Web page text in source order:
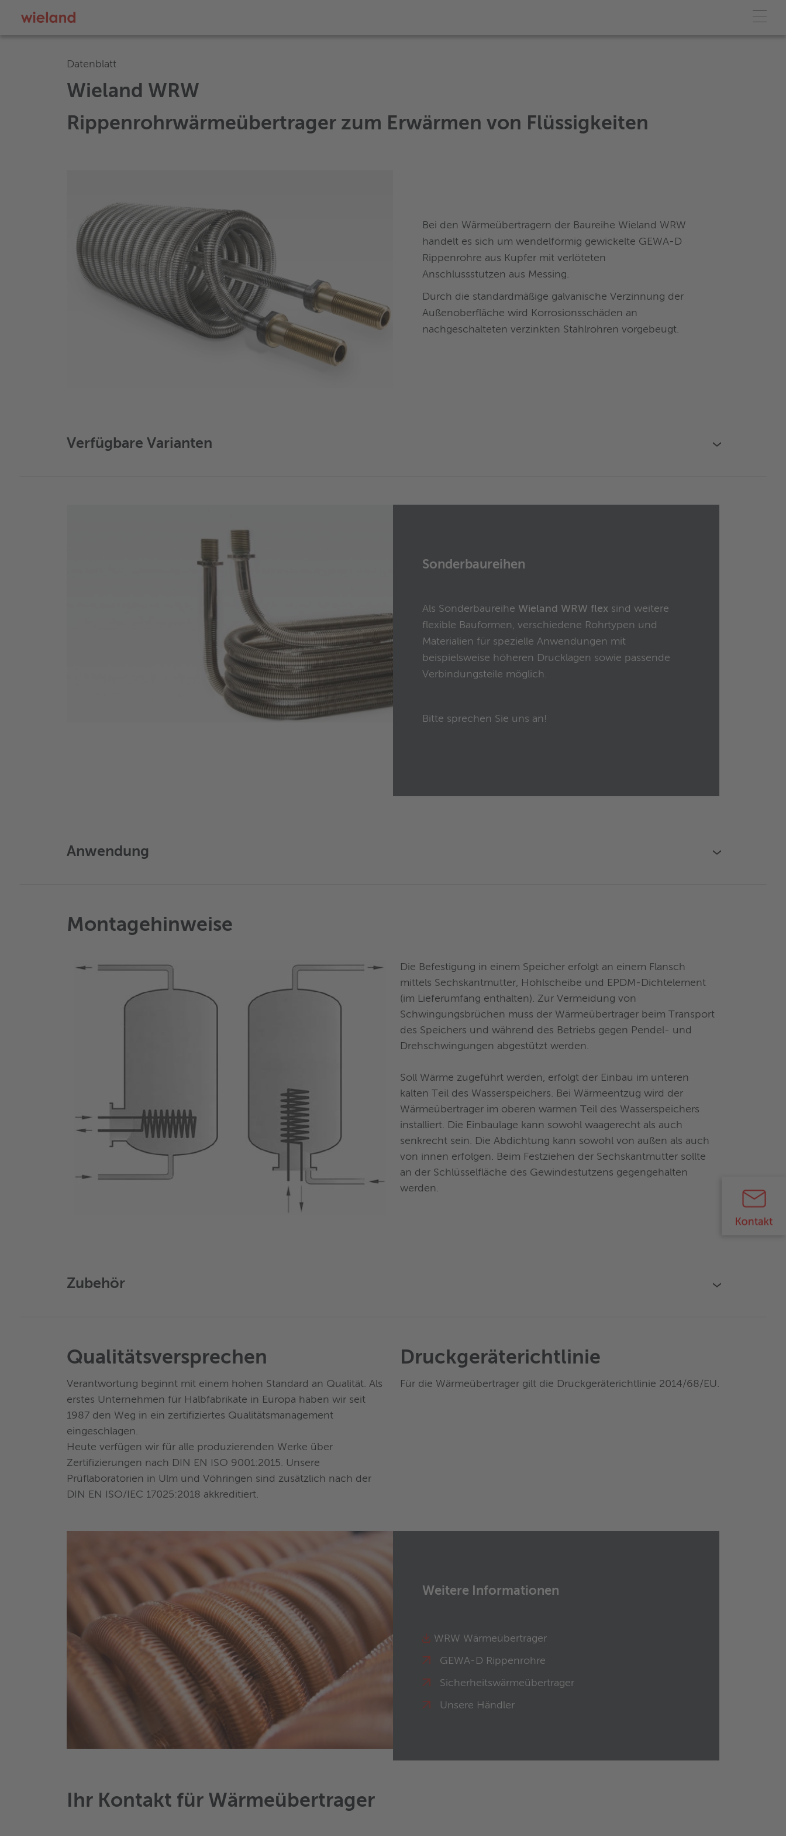
Datenblatt
Wieland WRW
Rippenrohrwärmeübertrager zum Erwärmen von Flüssigkeiten
Bei den Wärmeübertragern der Baureihe Wieland WRW
handelt es sich um wendelförmig gewickelte GEWA-D
Rippenrohre aus Kupfer mit verlöteten
Anschlussstutzen aus Messing.
Durch die standardmäßige galvanische Verzinnung der
Außenoberfläche wird Korrosionsschäden an
nachgeschalteten verzinkten Stahlrohren vorgebeugt.
Verfügbare Varianten ›
Sonderbaureihen
Als Sonderbaureihe Wieland WRW flex sind weitere
flexible Bauformen, verschiedene Rohrtypen und
Materialien für spezielle Anwendungen mit
beispielsweise höheren Drucklagen sowie passende
Verbindungsteile möglich.
Bitte sprechen Sie uns an!
Anwendung ›
Montagehinweise
Die Befestigung in einem Speicher erfolgt an einem Flansch
mittels Sechskantmutter, Hohlscheibe und EPDM-Dichtelement
(im Lieferumfang enthalten). Zur Vermeidung von
Schwingungsbrüchen muss der Wärmeübertrager beim Transport
des Speichers und während des Betriebs gegen Pendel- und
Drehschwingungen abgestützt werden.
Soll Wärme zugeführt werden, erfolgt der Einbau im unteren
kalten Teil des Wasserspeichers. Bei Wärmeentzug wird der
Wärmeübertrager im oberen warmen Teil des Wasserspeichers
installiert. Die Einbaulage kann sowohl waagerecht als auch
senkrecht sein. Die Abdichtung kann sowohl von außen als auch
von innen erfolgen. Beim Festziehen der Sechskantmutter sollte
an der Schlüsselfläche des Gewindestutzens gegengehalten
werden.
Zubehör ›
Qualitätsversprechen
Verantwortung beginnt mit einem hohen Standard an Qualität. Als
erstes Unternehmen für Halbfabrikate in Europa haben wir seit
1987 den Weg in ein zertifiziertes Qualitätsmanagement
eingeschlagen.
Heute verfügen wir für alle produzierenden Werke über
Zertifizierungen nach DIN EN ISO 9001:2015. Unsere
Prüflaboratorien in Ulm und Vöhringen sind zusätzlich nach der
DIN EN ISO/IEC 17025:2018 akkreditiert.
Druckgeräterichtlinie
Für die Wärmeübertrager gilt die Druckgeräterichtlinie 2014/68/EU.
Weitere Informationen
WRW Wärmeübertrager
GEWA-D Rippenrohre
Sicherheitswärmeübertrager
Unsere Händler
Ihr Kontakt für Wärmeübertrager